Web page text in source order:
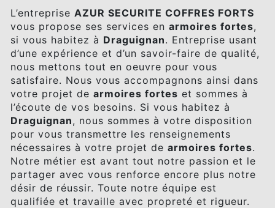
L’entreprise AZUR SECURITE COFFRES FORTS
vous propose ses services en armoires fortes,
si vous habitez à Draguignan. Entreprise usant
d’une expérience et d’un savoir-faire de qualité,
nous mettons tout en oeuvre pour vous
satisfaire. Nous vous accompagnons ainsi dans
votre projet de armoires fortes et sommes à
l’écoute de vos besoins. Si vous habitez à
Draguignan, nous sommes à votre disposition
pour vous transmettre les renseignements
nécessaires à votre projet de armoires fortes.
Notre métier est avant tout notre passion et le
partager avec vous renforce encore plus notre
désir de réussir. Toute notre équipe est
qualifiée et travaille avec propreté et rigueur.